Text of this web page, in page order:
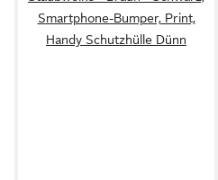
Smartphone-Bumper, Print,
Handy Schutzhülle Dünn